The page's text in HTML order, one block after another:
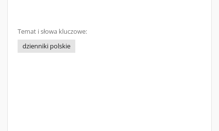
Temat i słowa kluczowe:
dzienniki polskie